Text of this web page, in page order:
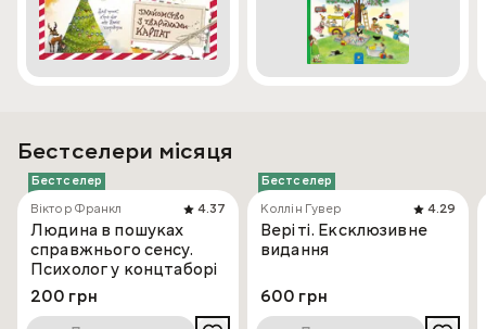
Бестселери місяця
Бестселер
Віктор Франкл
4.37
Людина в пошуках
справжнього сенсу.
Психолог у концтаборі
200 грн
Бестселер
Коллін Гувер
4.29
Веріті. Ексклюзивне
видання
600 грн